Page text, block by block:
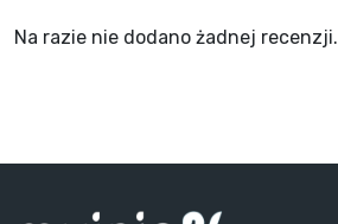
Na razie nie dodano żadnej recenzji.